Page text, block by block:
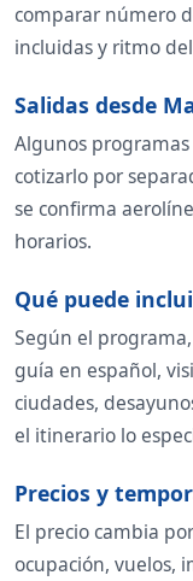
comparar número
incluidas y ritmo
Salidas desde
Algunos
cotizarlo por
se confirma
horarios.
Qué puede
Según el
guía en español,
ciudades,
el itinerario lo
Precios y
El precio cambia
ocupación, vuelos,